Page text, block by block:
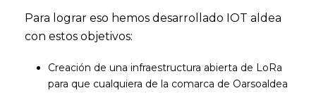
Para lograr eso hemos desarrollado IOT aldea
con estos objetivos:
Creación de una infraestructura abierta de LoRa
para que cualquiera de la comarca de Oarsoaldea